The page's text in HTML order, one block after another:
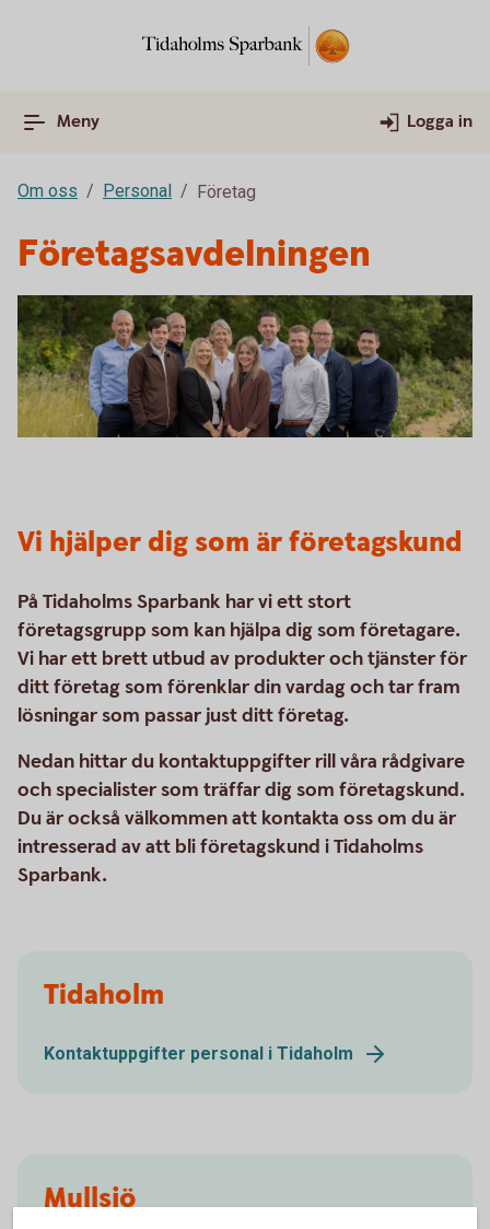
Meny Logga in
Om oss Personal Företag
Företagsavdelningen
Vi hjälper dig som är företagskund
På Tidaholms Sparbank har vi ett stort
företagsgrupp som kan hjälpa dig som företagare.
Vi har ett brett utbud av produkter och tjänster för
ditt företag som förenklar din vardag och tar fram
lösningar som passar just ditt företag.
Nedan hittar du kontaktuppgifter rill våra rådgivare
och specialister som träffar dig som företagskund.
Du är också välkommen att kontakta oss om du är
intresserad av att bli företagskund i Tidaholms
Sparbank.
Tidaholm
Kontaktuppgifter personal i Tidaholm
Mullsjö